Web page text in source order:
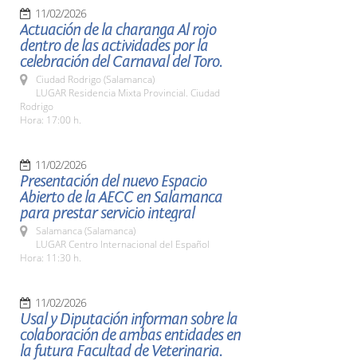
11/02/2026
Actuación de la charanga Al rojo
dentro de las actividades por la
celebración del Carnaval del Toro.
Ciudad Rodrigo (Salamanca)
LUGAR Residencia Mixta Provincial. Ciudad
Rodrigo
Hora: 17:00 h.
11/02/2026
Presentación del nuevo Espacio
Abierto de la AECC en Salamanca
para prestar servicio integral
Salamanca (Salamanca)
LUGAR Centro Internacional del Español
Hora: 11:30 h.
11/02/2026
Usal y Diputación informan sobre la
colaboración de ambas entidades en
la futura Facultad de Veterinaria.